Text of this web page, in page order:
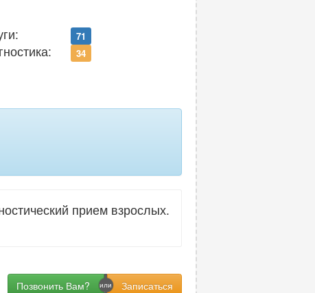
71
34
прием взрослых.
Позвонить Вам?